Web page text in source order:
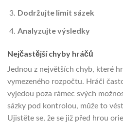
Dodržujte limit sázek
Analyzujte výsledky
Nejčastější chyby hráčů
Jednou z největších chyb, které
vymezeného rozpočtu. Hráči
vyjedou poza rámec svých
sázky pod kontrolou, může to
Ujistěte se, že se již před hrou